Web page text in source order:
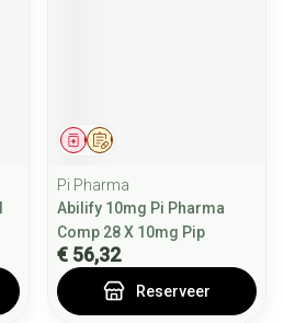
Op voorschrift
Geneesmiddel
Pi Pharma
Abilify 10mg Pi Pharma
Comp 28 X 10mg Pip
€ 56,32
Reserveer